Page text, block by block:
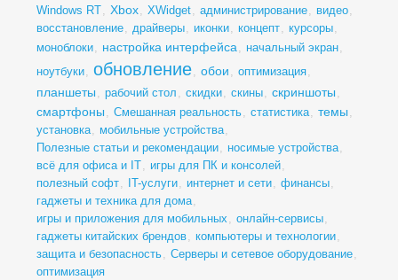
Windows RT, Xbox, XWidget, администрирование, видео,
восстановление, драйверы, иконки, концепт, курсоры,
моноблоки, настройка интерфейса, начальный экран,
ноутбуки, обновление, обои , оптимизация,
планшеты , рабочий стол , скидки, скины, скриншоты ,
смартфоны , Смешанная реальность, статистика, темы ,
установка, мобильные устройства,
Полезные статьи и рекомендации, носимые устройства,
всё для офиса и IT, игры для ПК и консолей,
полезный софт, IT-услуги, интернет и сети, финансы,
гаджеты и техника для дома,
игры и приложения для мобильных , онлайн-сервисы,
гаджеты китайских брендов, компьютеры и технологии,
защита и безопасность, Серверы и сетевое оборудование,
оптимизация